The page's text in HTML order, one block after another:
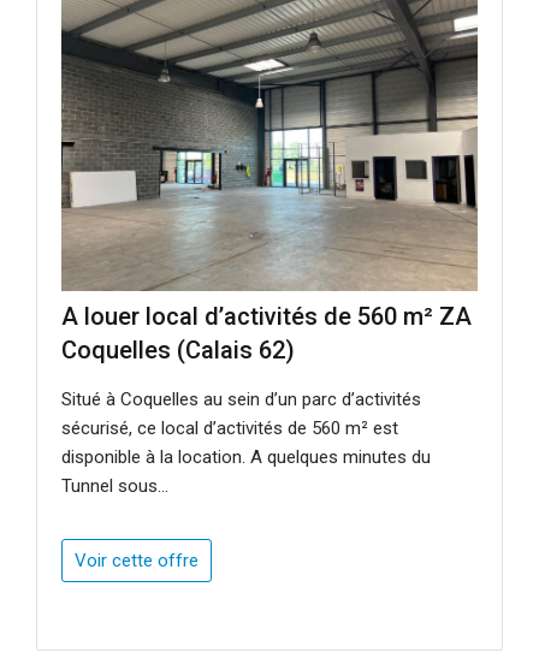
A louer local d’activités de 560 m² ZA
Coquelles (Calais 62)
Situé à Coquelles au sein d’un parc d’activités
sécurisé, ce local d’activités de 560 m² est
disponible à la location. A quelques minutes du
Tunnel sous...
Voir cette offre